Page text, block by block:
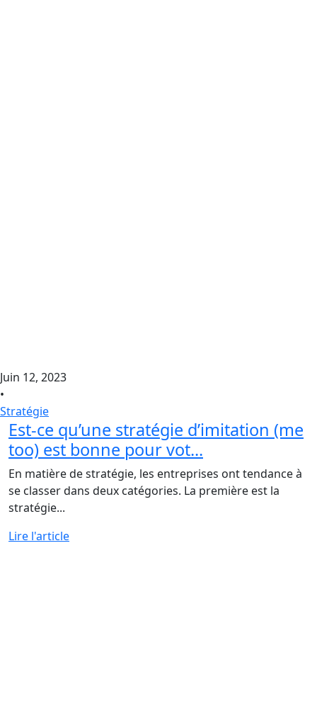
Juin 12, 2023
•
Stratégie
Est-ce qu’une stratégie d’imitation (me
too) est bonne pour vot...
En matière de stratégie, les entreprises ont tendance à
se classer dans deux catégories. La première est la
stratégie...
Lire l'article